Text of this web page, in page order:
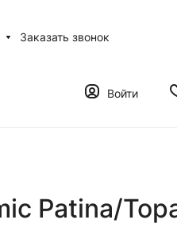
Заказать звонок
Войти
Patina/